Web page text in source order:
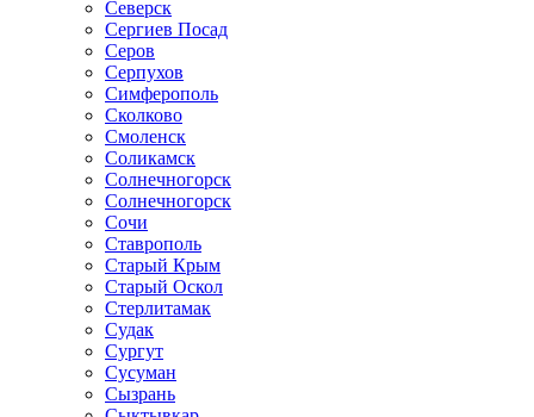
Северск
Сергиев Посад
Серов
Серпухов
Симферополь
Сколково
Смоленск
Соликамск
Солнечногорск
Солнечногорск
Сочи
Ставрополь
Старый Крым
Старый Оскол
Стерлитамак
Судак
Сургут
Сусуман
Сызрань